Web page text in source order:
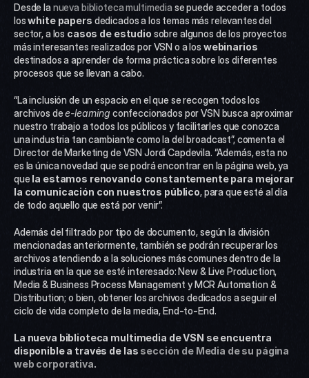
Desde la nueva biblioteca multimedia se puede acceder a todos
los white papers dedicados a los temas más relevantes del
sector, a los casos de estudio sobre algunos de los proyectos
más interesantes realizados por VSN o a los webinarios
destinados a aprender de forma práctica sobre los diferentes
procesos que se llevan a cabo.
“La inclusión de un espacio en el que se recogen todos los
archivos de e-learning confeccionados por VSN busca aproximar
nuestro trabajo a todos los públicos y facilitarles que conozca
una industria tan cambiante como la del broadcast”, comenta el
Director de Marketing de VSN Jordi Capdevila. “Además, esta no
es la única novedad que se podrá encontrar en la página web, ya
que la estamos renovando constantemente para mejorar
la comunicación con nuestros público, para que esté al día
de todo aquello que está por venir”.
Además del filtrado por tipo de documento, según la división
mencionadas anteriormente, también se podrán recuperar los
archivos atendiendo a la soluciones más comunes dentro de la
industria en la que se esté interesado: New & Live Production,
Media & Business Process Management y MCR Automation &
Distribution; o bien, obtener los archivos dedicados a seguir el
ciclo de vida completo de la media, End-to-End.
La nueva biblioteca multimedia de VSN se encuentra
disponible a través de las sección de Media de su página
web corporativa.